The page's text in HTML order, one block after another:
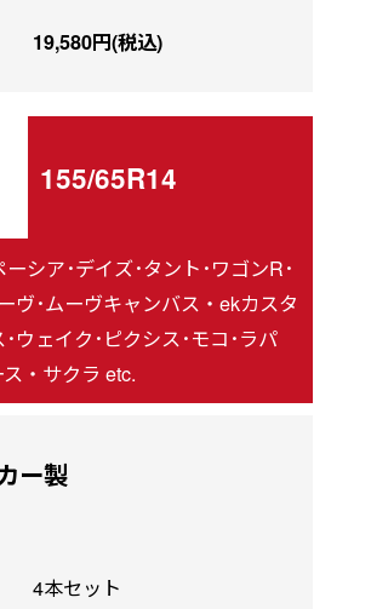
19,580円(税込)
155/65R14
ーシア･デイズ･タント･ワゴンR･
ヴ･ムーヴキャンバス・ekカスタ
ウェイク･ピクシス･モコ･ラパ
・サクラ etc.
ー製
4本セット